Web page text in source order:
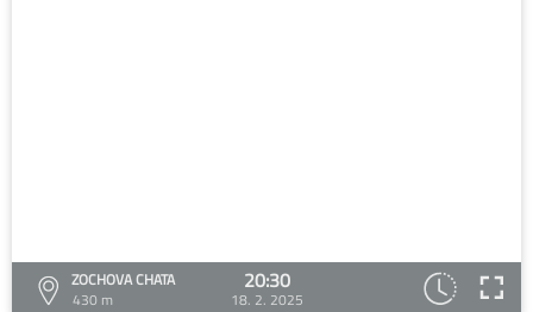
ZOCHOVA CHATA
430 m
20:30
18. 2. 2025